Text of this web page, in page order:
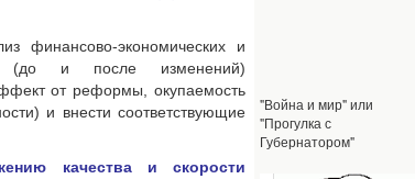
финансово-экономических и
(до и после изменений)
от реформы, окупаемость
и внести соответствующие
качества и скорости
"Война и мир" или
"Прогулка с
Губернатором"